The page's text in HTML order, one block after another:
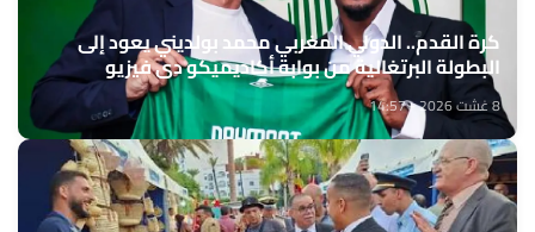
كرة القدم.. الدولي المغربي محمد بولديني يعود إلى
البطولة البرتغالية من بوابة أكاديميكو دي فيزيو
8 غشت 2026 - 14:57